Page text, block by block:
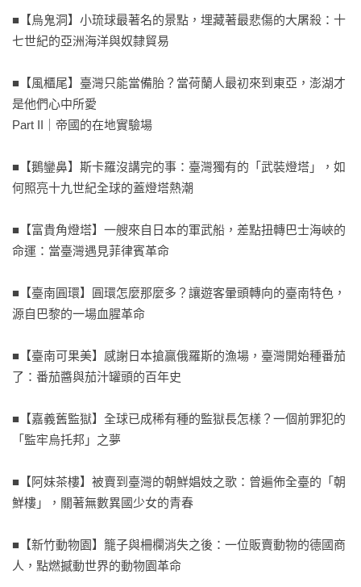
■【烏鬼洞】小琉球最著名的景點，埋藏著最悲傷的大屠殺：十
七世紀的亞洲海洋與奴隸貿易
■【風櫃尾】臺灣只能當備胎？當荷蘭人最初來到東亞，澎湖才
是他們心中所愛
Part II｜帝國的在地實驗場
■【鵝鑾鼻】斯卡羅沒講完的事：臺灣獨有的「武裝燈塔」，如
何照亮十九世紀全球的蓋燈塔熱潮
■【富貴角燈塔】一艘來自日本的軍武船，差點扭轉巴士海峽的
命運：當臺灣遇見菲律賓革命
■【臺南圓環】圓環怎麼那麼多？讓遊客暈頭轉向的臺南特色，
源自巴黎的一場血腥革命
■【臺南可果美】感謝日本搶贏俄羅斯的漁場，臺灣開始種番茄
了：番茄醬與茄汁罐頭的百年史
■【嘉義舊監獄】全球已成稀有種的監獄長怎樣？一個前罪犯的
「監牢烏托邦」之夢
■【阿妹茶樓】被賣到臺灣的朝鮮娼妓之歌：曾遍佈全臺的「朝
鮮樓」，關著無數異國少女的青春
■【新竹動物園】籠子與柵欄消失之後：一位販賣動物的德國商
人，點燃撼動世界的動物園革命